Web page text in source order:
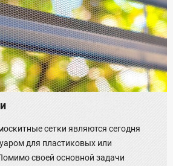
сетки являются сегодня
для пластиковых или
своей основной задачи